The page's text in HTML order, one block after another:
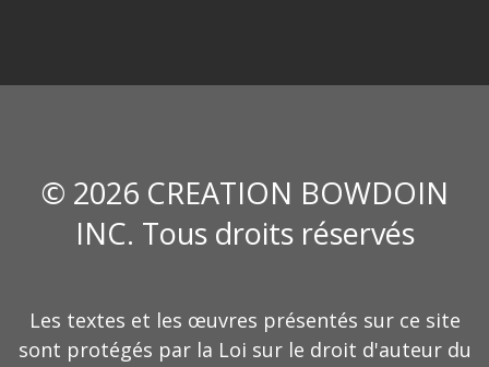
© 2026 CREATION BOWDOIN
INC. Tous droits réservés
Les textes et les œuvres présentés sur ce site
sont protégés par la Loi sur le droit d'auteur du